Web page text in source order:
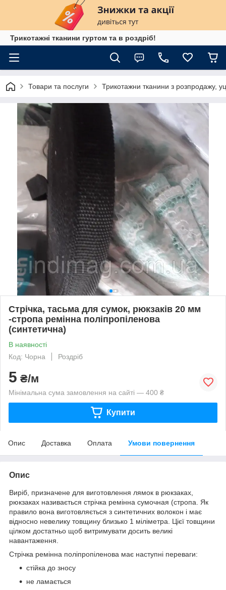
Трикотажні тканини гуртом та в роздріб!
Товари та послуги Трикотажни тканини з розпродажу,
Стрічка, тасьма для сумок, рюкзаків 20 мм
-стропа ремінна поліпропіленова
(синтетична)
В наявності
Код: Чорна
Роздріб
5 ₴/м
Мінімальна сума замовлення на сайті — 400 ₴
Купити
Опис Доставка Оплата Умови повернення
Опис
Виріб, призначене для виготовлення лямок в рюкзаках,
рюкзаках називається стрічка ремінна сумочная (стропа. Як
правило вона виготовляється з синтетичних волокон і має
відносно невелику товщину близько 1 міліметра. Цієї товщини
цілком достатньо щоб витримувати досить великі
навантаження.
Стрічка ремінна поліпропіленова має наступні переваги:
стійка до зносу
не ламається